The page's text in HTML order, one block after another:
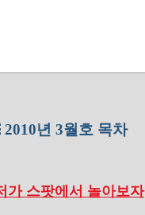
2010년 3월호 목차
가 스팟에서 놀아보자